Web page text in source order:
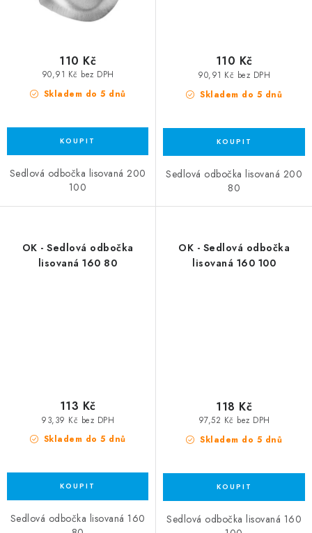
Skladem do 5 dnů
90,91 Kč bez DPH
110 Kč
Sedlová odbočka lisovaná 200
100
Skladem do 5 dnů
90,91 Kč bez DPH
110 Kč
Sedlová odbočka lisovaná 200
80
OK - Sedlová odbočka
lisovaná 160 80
Skladem do 5 dnů
93,39 Kč bez DPH
113 Kč
Sedlová odbočka lisovaná 160
OK - Sedlová odbočka
lisovaná 160 100
Skladem do 5 dnů
97,52 Kč bez DPH
118 Kč
Sedlová odbočka lisovaná 160